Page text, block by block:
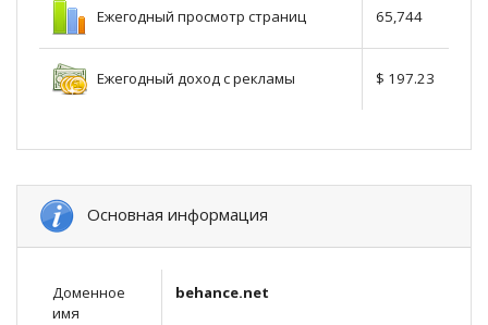
Ежегодный просмотр страниц 65,744
Ежегодный доход с рекламы $ 197.23
Основная информация
Доменное
имя
behance.net